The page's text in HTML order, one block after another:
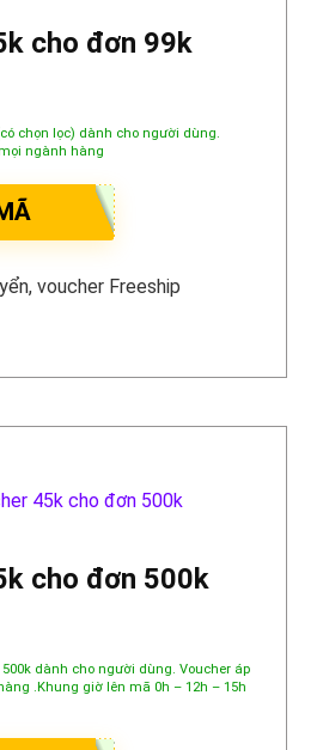
cho đơn 99k
chọn lọc) dành cho người dùng.
ngành hàng
voucher Freeship
cho đơn 500k
dành cho người dùng. Voucher áp
.Khung giờ lên mã 0h – 12h – 15h